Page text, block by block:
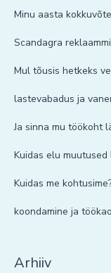
Minu aasta kokkuvõte
Scandagra
Mul tõusis hetkeks
lastevabadus ja
Ja sinna mu töökoht
Kuidas elu
Kuidas me
koondamine ja
Arhiiv